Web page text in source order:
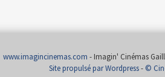
www.imagincinemas.com - Imagin' Cinémas
Site propulsé par Wordpress- ©